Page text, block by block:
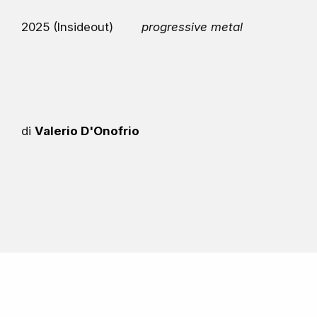
2025 (Insideout) progressive metal
diValerio D'Onofrio